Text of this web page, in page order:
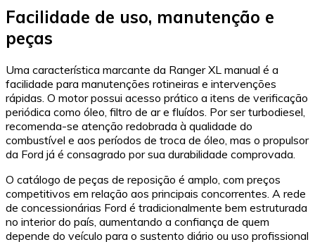
Facilidade de uso, manutenção e
peças
Uma característica marcante da Ranger XL manual é a
facilidade para manutenções rotineiras e intervenções
rápidas. O motor possui acesso prático a itens de verificação
periódica como óleo, filtro de ar e fluídos. Por ser turbodiesel,
recomenda-se atenção redobrada à qualidade do
combustível e aos períodos de troca de óleo, mas o propulsor
da Ford já é consagrado por sua durabilidade comprovada.
O catálogo de peças de reposição é amplo, com preços
competitivos em relação aos principais concorrentes. A rede
de concessionárias Ford é tradicionalmente bem estruturada
no interior do país, aumentando a confiança de quem
depende do veículo para o sustento diário ou uso profissional